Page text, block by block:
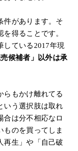
件があります。そ
得ることです。
している2017年現
候補者」以外は承
らもかけ離れてる
いう選択肢は取れ
合は分不相応なロ
ものを買ってしま
再生」や「自己破